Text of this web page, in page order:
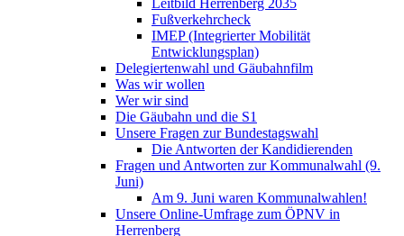
Leitbild Herrenberg 2035
Fußverkehrcheck
IMEP (Integrierter Mobilität
Entwicklungsplan)
Delegiertenwahl und Gäubahnfilm
Was wir wollen
Wer wir sind
Die Gäubahn und die S1
Unsere Fragen zur Bundestagswahl
Die Antworten der Kandidierenden
Fragen und Antworten zur Kommunalwahl (9.
Juni)
Am 9. Juni waren Kommunalwahlen!
Unsere Online-Umfrage zum ÖPNV in
Herrenberg